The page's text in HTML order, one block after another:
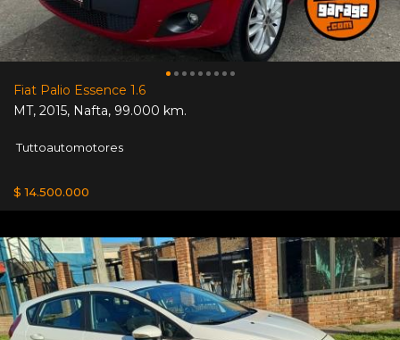
Fiat Palio Essence 1.6
MT, 2015, Nafta, 99.000 km.
Tuttoautomotores
$ 14.500.000